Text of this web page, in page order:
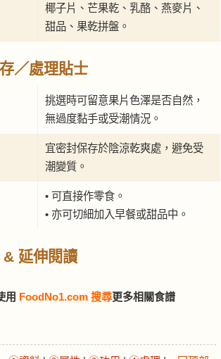
椰子片、芒果乾、乳酪、燕麥片、
甜品、果乾拼盤。
／處理貼士
挑選時可留意果片色澤是否自然，
無過度黏手或受潮情況。
宜密封保存於陰涼乾爽處，避免受
潮變質。
• 可直接作零食。
• 亦可切細加入早餐或甜品中。
延伸閱讀
用 FoodNo1.com 搜尋更多相關食譜